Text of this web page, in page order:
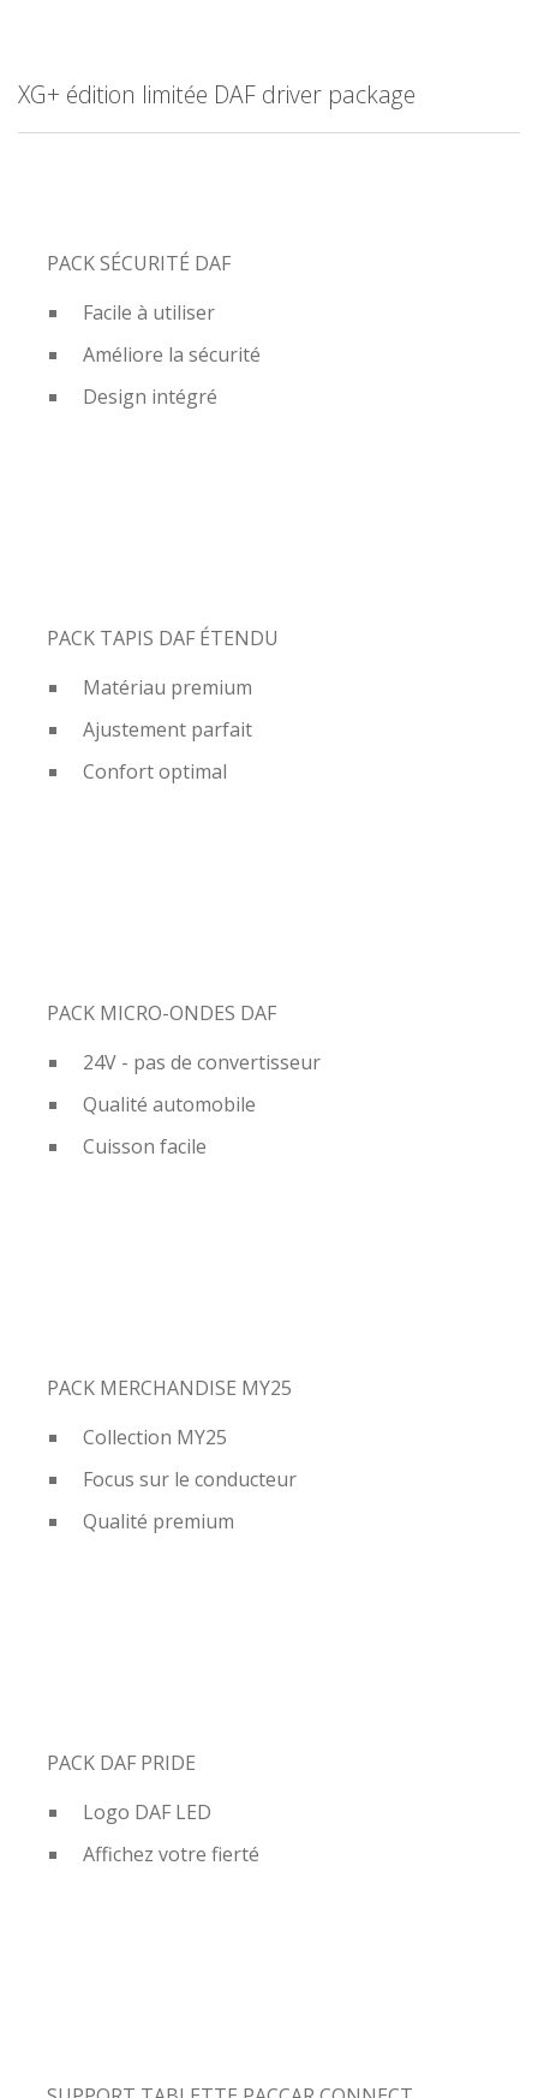
XG+ édition limitée DAF driver package
PACK SÉCURITÉ DAF
Facile à utiliser
Améliore la sécurité
Design intégré
PACK TAPIS DAF ÉTENDU
Matériau premium
Ajustement parfait
Confort optimal
PACK MICRO-ONDES DAF
24V - pas de convertisseur
Qualité automobile
Cuisson facile
PACK MERCHANDISE MY25
Collection MY25
Focus sur le conducteur
Qualité premium
PACK DAF PRIDE
Logo DAF LED
Affichez votre fierté